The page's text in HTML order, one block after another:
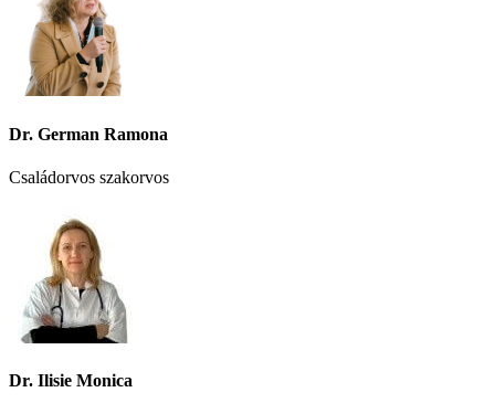
Dr. German Ramona
Családorvos szakorvos
Dr. Ilisie Monica